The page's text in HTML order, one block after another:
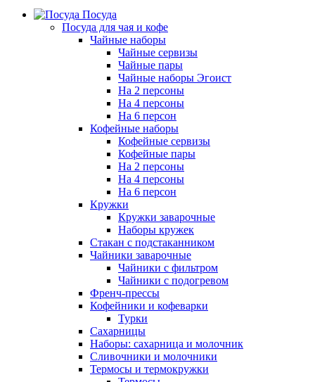
Посуда
Посуда для чая и кофе
Чайные наборы
Чайные сервизы
Чайные пары
Чайные наборы Эгоист
На 2 персоны
На 4 персоны
На 6 персон
Кофейные наборы
Кофейные сервизы
Кофейные пары
На 2 персоны
На 4 персоны
На 6 персон
Кружки
Кружки заварочные
Наборы кружек
Стакан с подстаканником
Чайники заварочные
Чайники с фильтром
Чайники с подогревом
Френч-прессы
Кофейники и кофеварки
Турки
Сахарницы
Наборы: сахарница и молочник
Сливочники и молочники
Термосы и термокружки